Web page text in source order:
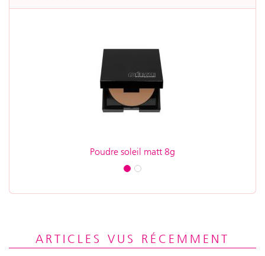
Poudre soleil matt 8g
ARTICLES VUS RÉCEMMENT